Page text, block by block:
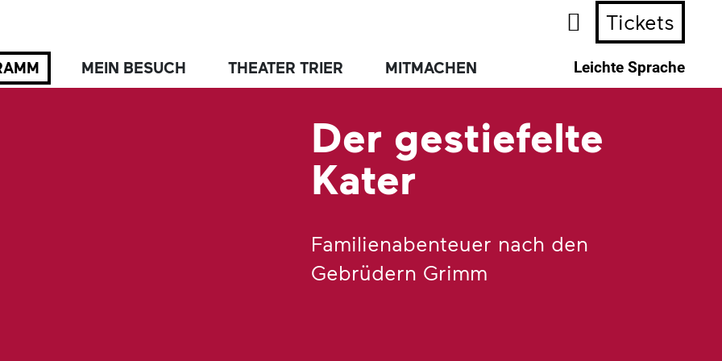
MEIN BESUCH THEATER TRIER MITMACHEN
Tickets
Leichte Sprache
Der gestiefelte
Kater
Familienabenteuer nach den
Gebrüdern Grimm